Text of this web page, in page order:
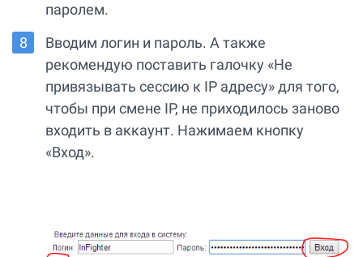
паролем.
Вводим логин и пароль. А также
рекомендую поставить галочку «Не
привязывать сессию к IP адресу» для того,
чтобы при смене IP, не приходилось заново
входить в аккаунт. Нажимаем кнопку
«Вход».